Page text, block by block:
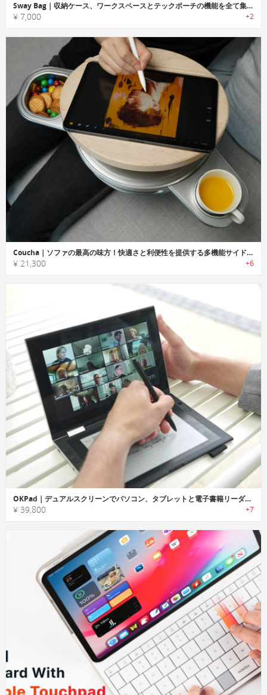
Sway Bag｜収納ケース、ワークスペースとテックポーチの機能を全て集結したバッグ
¥ 7,000 +2
Coucha｜ソファの最高の味方！快適さと利便性を提供する多機能サイドテーブル
¥ 21,300 +6
OKPad｜デュアルスクリーンでパソコン、タブレットと電子書籍リーダーの役割を果たすデバイス
¥ 39,800 +7